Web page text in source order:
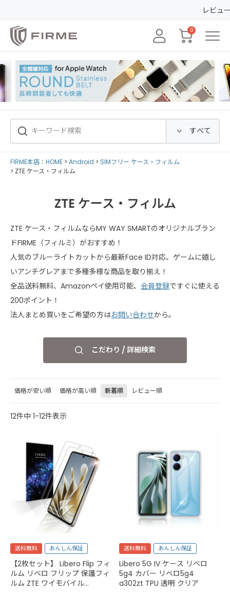
レビューの投稿で
0
FIRME本店：HOME Android
SIMフリー ケース・フィルム
ZTE ケース・フィルム
ZTE ケース・フィルム
ZTE ケース・フィルムならMY WAY SMARTのオリジナルブラン
ドFIRME（フィルミ）がおすすめ！
人気のブルーライトカットから最新Face ID対応、ゲームに嬉し
いアンチグレアまで多種多様な商品を取り揃え！
全品送料無料、Amazonペイ使用可能、 会員登録ですぐに使える
200ポイント！
法人まとめ買いをご希望の方はお問い合わせから。
こだわり / 詳細検索
価格が安い順 価格が高い順 新着順 レビュー順
12件中 1-12件表示
送料無料 あんしん保証
【2枚セット】 Libero Flip フィ
ルム リベロ フリップ 保護フィ
ルム ZTE ワイモバイル
送料無料 あんしん保証
Libero 5G IV ケース リベロ
5g4 カバー リベロ5g4
a302zt TPU 透明 クリア